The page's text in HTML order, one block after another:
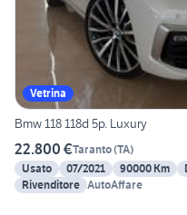
Vetrina
Bmw 118 118d 5p. Luxury
22.800 €Taranto(TA)
Usato
07/2021 90000 Km
Rivenditore AutoAffare